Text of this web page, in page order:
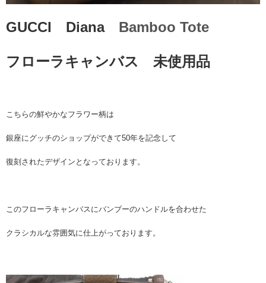
GUCCI Diana Bamboo Tote
フローラキャンバス 未使用品
こちらの鮮やかなフラワー柄は
銀座にグッチのショップができて50年を記念して
復刻されたデザインとなっております。
このフローラキャンバスにバンブーのハンドルを合わせた
クラシカルな雰囲気に仕上がっております。